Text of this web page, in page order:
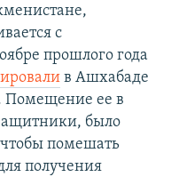
с
прошлого года
в Ашхабаде
Помещение ее в
было
помешать
получения